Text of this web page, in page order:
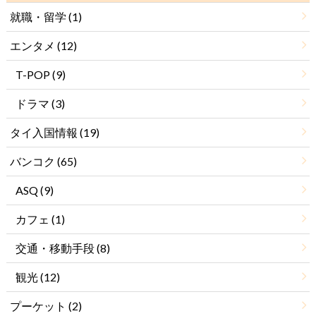
就職・留学 (1)
エンタメ (12)
T-POP(9)
ドラマ (3)
タイ入国情報 (19)
バンコク (65)
ASQ(9)
カフェ (1)
交通・移動手段(8)
観光(12)
プーケット (2)